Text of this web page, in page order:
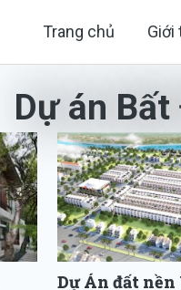
Trang chủ Giới
Dự án
Dự Án đất